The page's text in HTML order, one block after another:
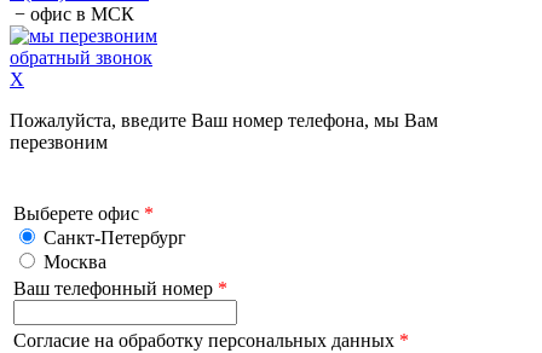
− офис в МСК
обратный звонок
X
Пожалуйста, введите Ваш номер телефона, мы Вам
перезвоним
Выберете офис *
Санкт-Петербург
Москва
Ваш телефонный номер *
Согласие на обработку персональных данных *